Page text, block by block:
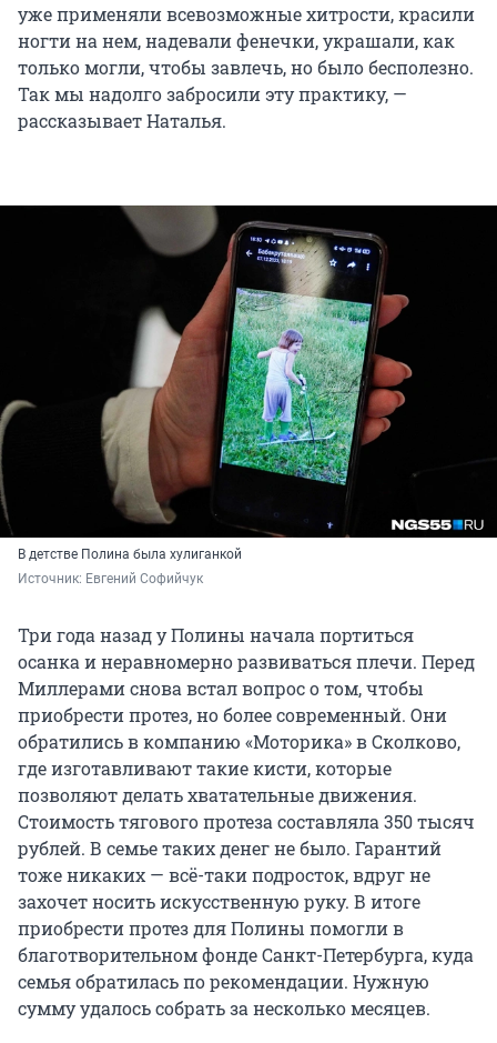
уже применяли всевозможные хитрости, красили
ногти на нем, надевали фенечки, украшали, как
только могли, чтобы завлечь, но было бесполезно.
Так мы надолго забросили эту практику, —
рассказывает Наталья.
В детстве Полина была хулиганкой
Источник: Евгений Софийчук
Три года назад у Полины начала портиться
осанка и неравномерно развиваться плечи. Перед
Миллерами снова встал вопрос о том, чтобы
приобрести протез, но более современный. Они
обратились в компанию «Моторика» в Сколково,
где изготавливают такие кисти, которые
позволяют делать хватательные движения.
Стоимость тягового протеза составляла 350 тысяч
рублей. В семье таких денег не было. Гарантий
тоже никаких — всё-таки подросток, вдруг не
захочет носить искусственную руку. В итоге
приобрести протез для Полины помогли в
благотворительном фонде Санкт-Петербурга, куда
семья обратилась по рекомендации. Нужную
сумму удалось собрать за несколько месяцев.